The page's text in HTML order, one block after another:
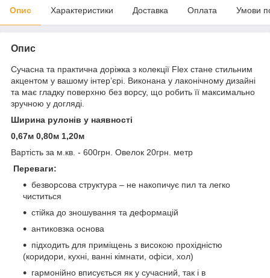
Опис Характеристики Доставка Оплата Умови
Опис
Сучасна та практична доріжка з колекції Flex стане стильним
акцентом у вашому інтер’єрі. Виконана у лаконічному дизайні
та має гладку поверхню без ворсу, що робить її максимально
зручною у догляді.
Ширина рулонів у наявності
0,67м 0,80м 1,20м
Вартість за м.кв. - 600грн. Овелок 20грн. метр
Переваги:
безворсова структура – не накопичує пил та легко
чиститься
стійка до зношування та деформацій
антиковзка основа
підходить для приміщень з високою прохідністю
(коридори, кухні, ванні кімнати, офіси, хол)
гармонійно вписується як у сучасний, так і в